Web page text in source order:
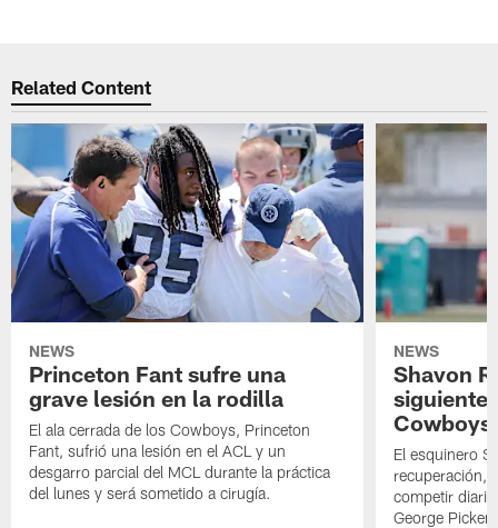
Related Content
NEWS
Princeton Fant sufre una
grave lesión en la rodilla
El ala cerrada de los Cowboys, Princeton
Fant, sufrió una lesión en el ACL y un
desgarro parcial del MCL durante la práctica
del lunes y será sometido a cirugía.
NEWS
Shavon
siguiente
Cowboys
El esquinero
recuperación,
competir
George